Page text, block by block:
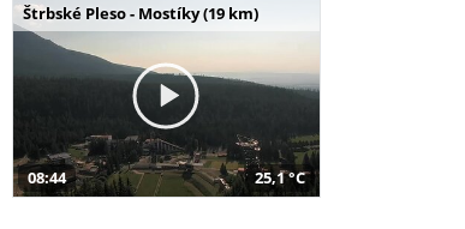
Štrbské Pleso - Mostíky (19 km)
08:44 25,1 °C